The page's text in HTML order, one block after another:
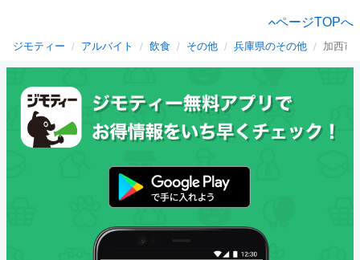
ページTOPへ
ジモティー アルバイト 飲食 その他 兵庫県のその他 加西市